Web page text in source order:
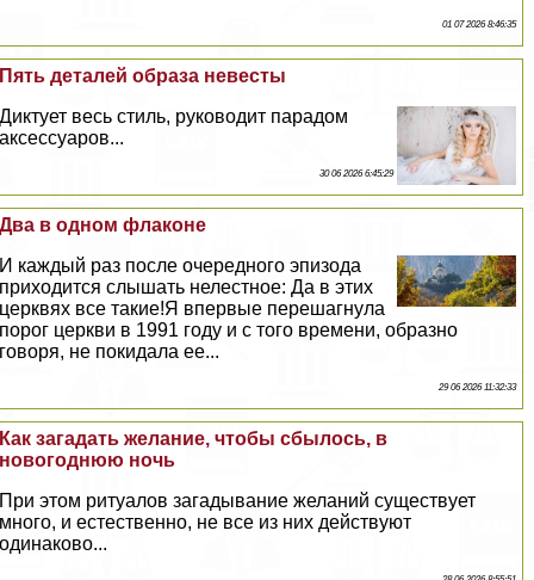
01 07 2026 8:46:35
Пять деталей образа невесты
Диктует весь стиль, руководит парадом
аксессуаров...
30 06 2026 6:45:29
Два в одном флаконе
И каждый раз после очередного эпизода
приходится слышать нелестное: Да в этих
церквях все такие!Я впервые перешагнула
порог церкви в 1991 году и с того времени, образно
говоря, не покидала ее...
29 06 2026 11:32:33
Как загадать желание, чтобы сбылось, в
новогоднюю ночь
При этом ритуалов загадывание желаний существует
много, и естественно, не все из них действуют
одинаково...